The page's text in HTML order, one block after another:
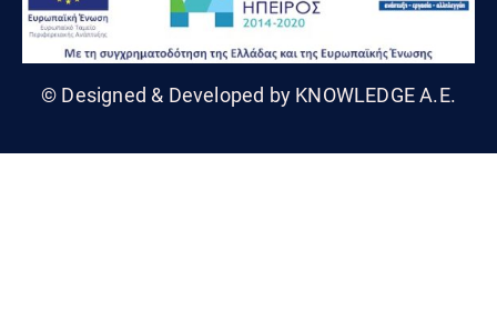
© Designed & Developed by KNOWLEDGE A.E.